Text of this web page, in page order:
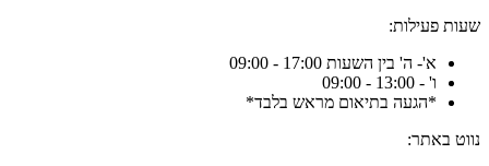
שעות פעילות:
א'- ה' בין השעות 17:00 - 09:00
ו' - 13:00 - 09:00
*הגעה בתיאום מראש בלבד*
נווט באתר: